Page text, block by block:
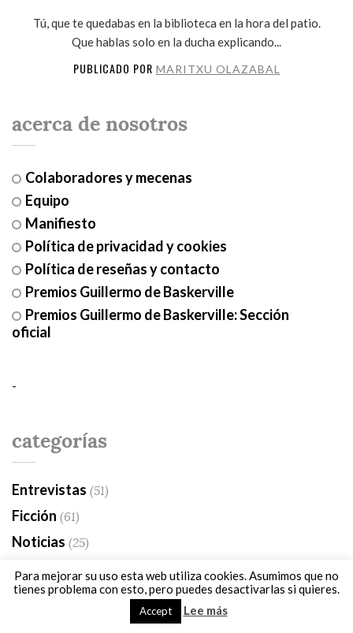
Tú, que te quedabas en la biblioteca en la hora del patio.
Que hablas solo en la ducha explicando...
PUBLICADO POR MARITXU OLAZABAL
acerca de nosotros
Colaboradores y mecenas
Equipo
Manifiesto
Política de privacidad y cookies
Política de reseñas y contacto
Premios Guillermo de Baskerville
Premios Guillermo de Baskerville: Sección
oficial
-
categorías
Entrevistas (51)
Ficción (61)
Noticias (25)
Noticias PGB
Opinión(3)
Para mejorar su uso esta web utiliza cookies. Asumimos que no
tienes problema con esto, pero puedes desactivarlas si quieres.
Accept Lee más